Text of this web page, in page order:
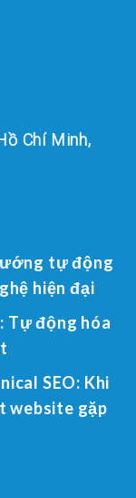
Chí Minh,
tự động
hiện đại
Tự động hóa
SEO: Khi
website gặp